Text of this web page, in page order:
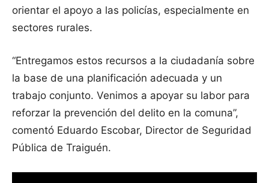
orientar el apoyo a las policías, especialmente en
sectores rurales.
“Entregamos estos recursos a la ciudadanía sobre
la base de una planificación adecuada y un
trabajo conjunto. Venimos a apoyar su labor para
reforzar la prevención del delito en la comuna”,
comentó Eduardo Escobar, Director de Seguridad
Pública de Traiguén.